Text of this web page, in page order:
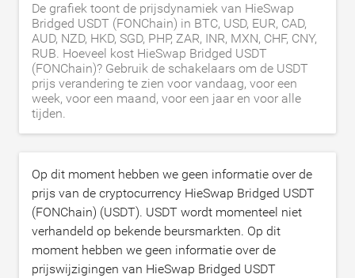
De grafiek toont de prijsdynamiek van HieSwap
Bridged USDT (FONChain) in BTC, USD, EUR, CAD,
AUD, NZD, HKD, SGD, PHP, ZAR, INR, MXN, CHF, CNY,
RUB. Hoeveel kost HieSwap Bridged USDT
(FONChain)? Gebruik de schakelaars om de USDT
prijs verandering te zien voor vandaag, voor een
week, voor een maand, voor een jaar en voor alle
tijden.
Op dit moment hebben we geen informatie over de
prijs van de cryptocurrency HieSwap Bridged USDT
(FONChain) (USDT). USDT wordt momenteel niet
verhandeld op bekende beursmarkten. Op dit
moment hebben we geen informatie over de
prijswijzigingen van HieSwap Bridged USDT